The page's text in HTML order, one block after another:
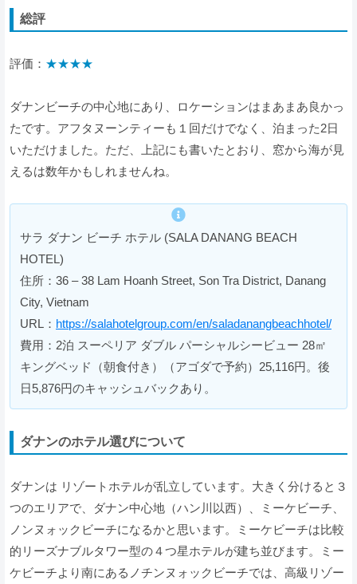
総評
評価： ★★★★
ダナンビーチの中心地にあり、ロケーションはまあまあ良かっ
たです。アフタヌーンティーも１回だけでなく、泊まった2日
いただけました。ただ、上記にも書いたとおり、窓から海が見
えるは数年かもしれませんね。
サラ ダナン ビーチ ホテル (SALA DANANG BEACH
HOTEL)
住所：36 – 38 Lam Hoanh Street, Son Tra District, Danang
City, Vietnam
URL： https://salahotelgroup.com/en/saladanangbeachhotel/
費用：2泊 スーペリア ダブル パーシャルシービュー 28㎡
キングベッド（朝食付き）（アゴダで予約）25,116円。後
日5,876円のキャッシュバックあり。
ダナンのホテル選びについて
ダナンは リゾートホテルが乱立しています。大きく分けると３
つのエリアで、ダナン中心地（ハン川以西）、ミーケビーチ、
ノンヌォックビーチになるかと思います。ミーケビーチは比較
的リーズナブルタワー型の４つ星ホテルが建ち並びます。ミー
ケビーチより南にあるノチンヌォックビーチでは、高級リゾー